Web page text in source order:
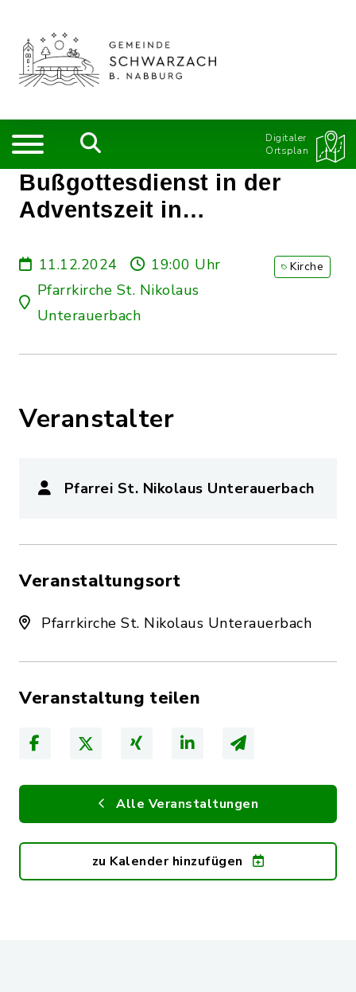
Digitaler
Ortsplan
Bußgottesdienst in der
Adventszeit in
11.12.2024
19:00 Uhr
Pfarrkirche St. Nikolaus
Unterauerbach
Kirche
Veranstalter
Pfarrei St. Nikolaus Unterauerbach
Veranstaltungsort
Pfarrkirche St. Nikolaus Unterauerbach
Veranstaltung teilen
Alle Veranstaltungen
zu Kalender hinzufügen